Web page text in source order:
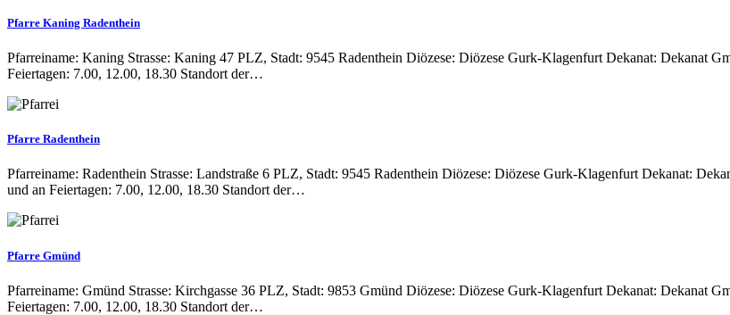
Pfarre Kaning Radenthein
Pfarreiname: Kaning Strasse: Kaning 47 PLZ, Stadt: 9545 Radenthein Diözese: Diözese Gurk-Klagenfurt Dekanat: Dekanat
Feiertagen: 7.00, 12.00, 18.30 Standort der…
Pfarre Radenthein
Pfarreiname: Radenthein Strasse: Landstraße 6 PLZ, Stadt: 9545 Radenthein Diözese: Diözese Gurk-Klagenfurt Dekanat:
und an Feiertagen: 7.00, 12.00, 18.30 Standort der…
Pfarre Gmünd
Pfarreiname: Gmünd Strasse: Kirchgasse 36 PLZ, Stadt: 9853 Gmünd Diözese: Diözese Gurk-Klagenfurt Dekanat: Dekanat
Feiertagen: 7.00, 12.00, 18.30 Standort der…